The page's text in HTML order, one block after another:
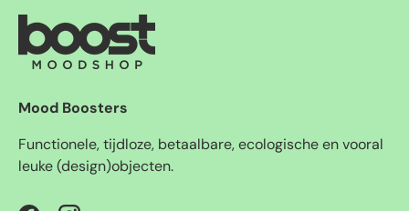
Mood Boosters
Functionele, tijdloze, betaalbare, ecologische en vooral
leuke (design)objecten.